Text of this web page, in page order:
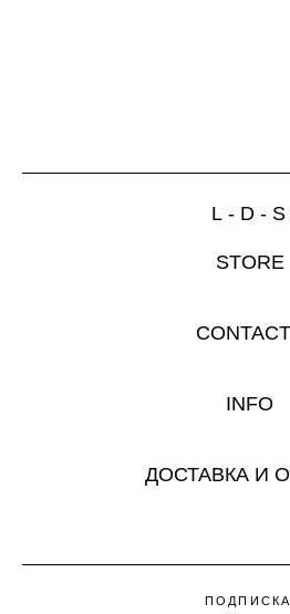
L - D - S
STORE
INFO
ДОСТАВКА И
ПОДПИСКА